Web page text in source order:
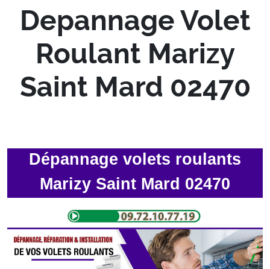
Depannage Volet
Roulant Marizy
Saint Mard 02470
Dépannage volets roulants
Marizy Saint Mard 02470